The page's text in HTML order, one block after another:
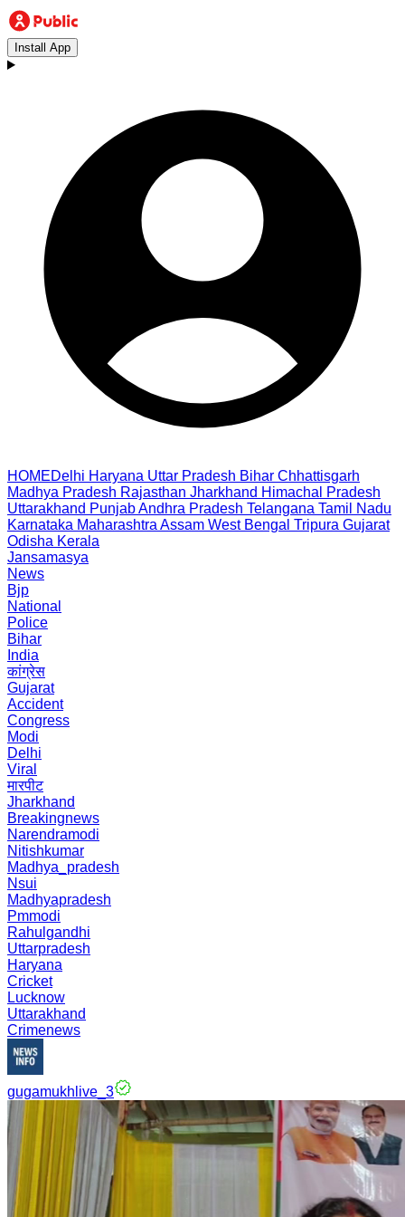
Install App
HOMEDelhi Haryana Uttar Pradesh Bihar Chhattisgarh
Madhya Pradesh Rajasthan Jharkhand Himachal Pradesh
Uttarakhand PunjabAndhra Pradesh Telangana Tamil Nadu
Karnataka Maharashtra Assam West Bengal Tripura Gujarat
Odisha Kerala
Jansamasya
News
Bjp
National
Police
Bihar
India
कांग्रेस
Gujarat
Accident
Congress
Modi
Delhi
Viral
मारपीट
Jharkhand
Breakingnews
Narendramodi
Nitishkumar
Madhya_pradesh
Nsui
Madhyapradesh
Pmmodi
Rahulgandhi
Uttarpradesh
Haryana
Cricket
Lucknow
Uttarakhand
Crimenews
gugamukhlive_3